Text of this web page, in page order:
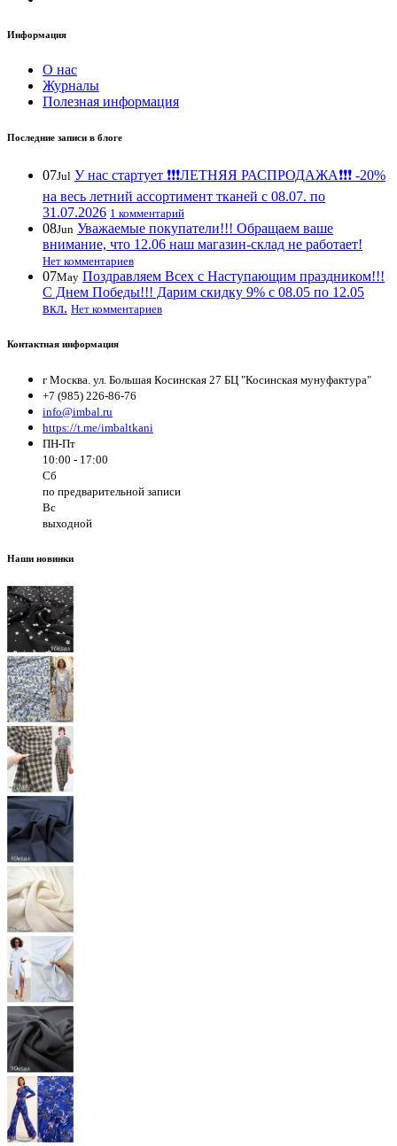
Информация
О нас
Журналы
Полезная информация
Последние записи в блоге
07Jul У нас стартует ❗️❗️❗️ЛЕТНЯЯ РАСПРОДАЖА❗️❗️❗️ -20%
на весь летний ассортимент тканей с 08.07. по
31.07.2026 1 комментарий
08Jun Уважаемые покупатели!!! Обращаем ваше
внимание, что 12.06 наш магазин-склад не работает!
Нет комментариев
07May Поздравляем Всех с Наступающим праздником!!!
С Днем Победы!!! Дарим скидку 9% с 08.05 по 12.05
вкл. Нет комментариев
Контактная информация
г Москва. ул. Большая Косинская 27 БЦ "Косинская мунуфактура"
+7 (985) 226-86-76
info@imbal.ru
https://t.me/imbaltkani
ПН-Пт
10:00 - 17:00
Сб
по предварительной записи
Вс
выходной
Наши новинки